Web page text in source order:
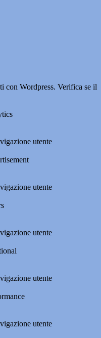
con Wordpress. Verifica se il
utente
utente
utente
utente
utente